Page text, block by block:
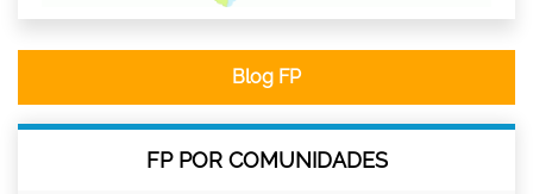
Blog FP
FP POR COMUNIDADES